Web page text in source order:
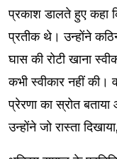
प्रकाश डालते हुए कहा
प्रतीक थे। उन्होंने
घास की रोटी खाना
कभी स्वीकार नहीं
प्रेरणा का स्रोत
उन्होंने जो रास्ता